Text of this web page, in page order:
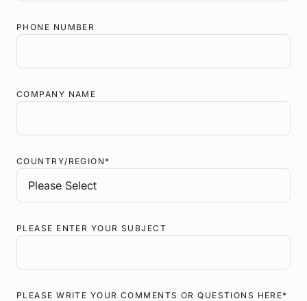
PHONE NUMBER
COMPANY NAME
COUNTRY/REGION*
PLEASE ENTER YOUR SUBJECT
PLEASE WRITE YOUR COMMENTS OR QUESTIONS HERE*